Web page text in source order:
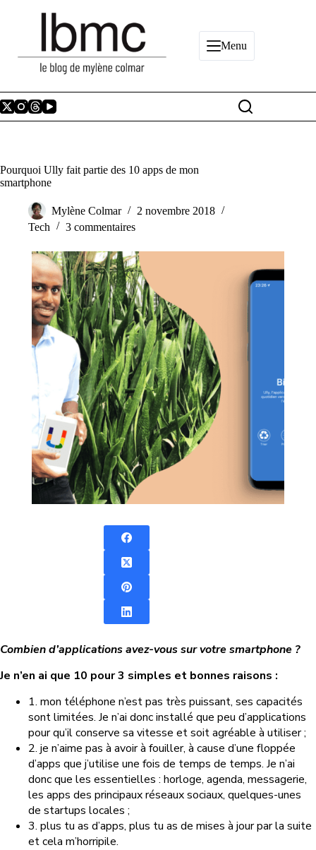
Menu
Pourquoi Ully fait partie des 10 apps de mon
smartphone
Mylène Colmar
2 novembre 2018
Tech
3 commentaires
Combien d’applications avez-vous sur votre smartphone ?
Je n’en ai que 10 pour 3 simples et bonnes raisons :
1. mon téléphone n’est pas très puissant, ses capacités
sont limitées. Je n’ai donc installé que peu d’applications
pour qu’il conserve sa vitesse et soit agréable à utiliser ;
2. je n’aime pas à avoir à fouiller, à cause d’une floppée
d’apps que j’utilise une fois de temps de temps. Je n’ai
donc que les essentielles : horloge, agenda, messagerie,
les apps des principaux réseaux sociaux, quelques-unes
de startups locales ;
3. plus tu as d’apps, plus tu as de mises à jour par la suite
et cela m’horripile.